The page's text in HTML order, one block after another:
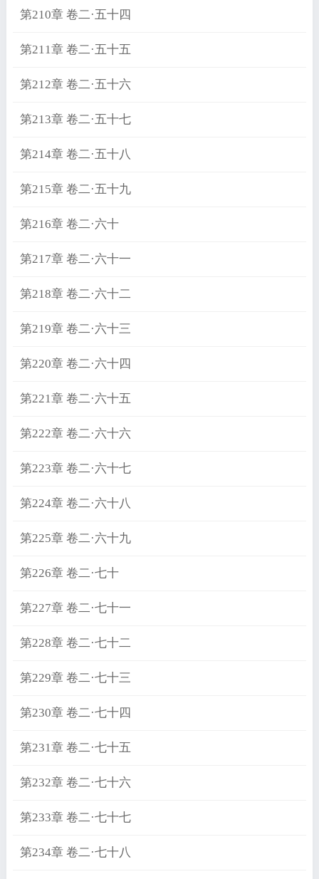
第210章 卷二·五十四
第211章 卷二·五十五
第212章 卷二·五十六
第213章 卷二·五十七
第214章 卷二·五十八
第215章 卷二·五十九
第216章 卷二·六十
第217章 卷二·六十一
第218章 卷二·六十二
第219章 卷二·六十三
第220章 卷二·六十四
第221章 卷二·六十五
第222章 卷二·六十六
第223章 卷二·六十七
第224章 卷二·六十八
第225章 卷二·六十九
第226章 卷二·七十
第227章 卷二·七十一
第228章 卷二·七十二
第229章 卷二·七十三
第230章 卷二·七十四
第231章 卷二·七十五
第232章 卷二·七十六
第233章 卷二·七十七
第234章 卷二·七十八